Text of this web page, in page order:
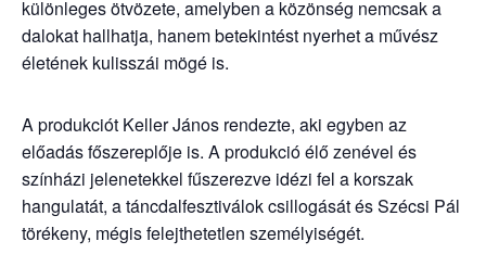
különleges ötvözete, amelyben a közönség nemcsak a
dalokat hallhatja, hanem betekintést nyerhet a művész
életének kulisszái mögé is.
A produkciót Keller János rendezte, aki egyben az
előadás főszereplője is. A produkció élő zenével és
színházi jelenetekkel fűszerezve idézi fel a korszak
hangulatát, a táncdalfesztiválok csillogását és Szécsi Pál
törékeny, mégis felejthetetlen személyiségét.